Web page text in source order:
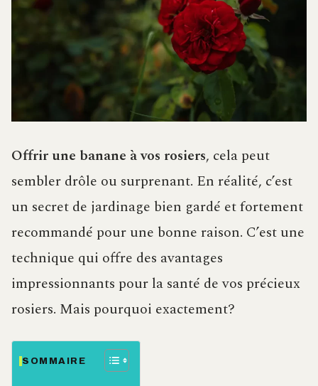
Offrir une banane à vos rosiers, cela peut
sembler drôle ou surprenant. En réalité, c’est
un secret de jardinage bien gardé et fortement
recommandé pour une bonne raison. C’est une
technique qui offre des avantages
impressionnants pour la santé de vos précieux
rosiers. Mais pourquoi exactement?
SOMMAIRE